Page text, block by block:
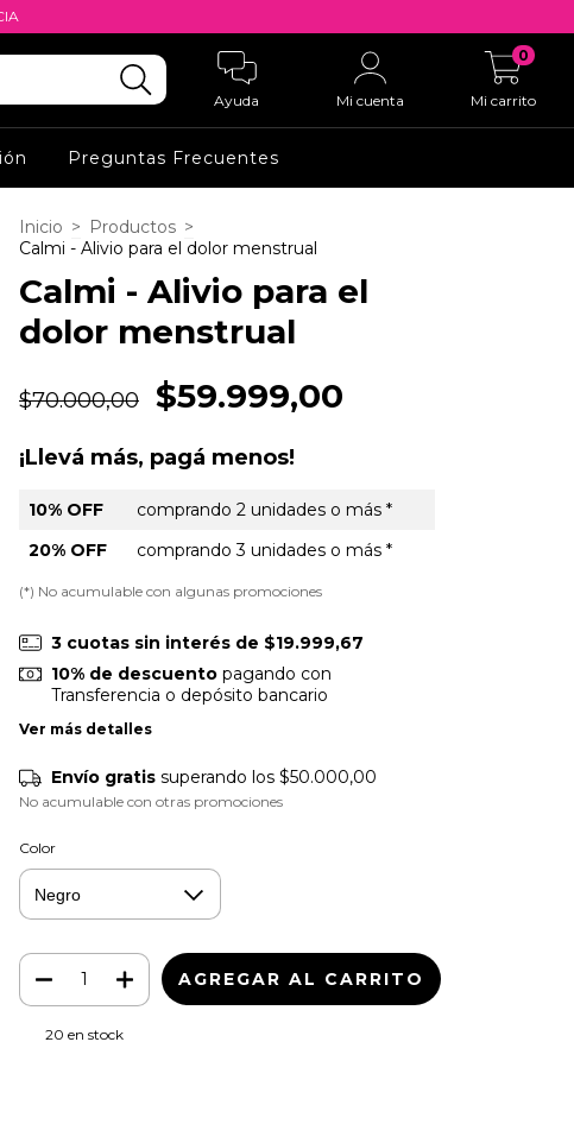
Ayuda Mi cuenta Mi carrito
0
Preguntas Frecuentes
Inicio > Productos >
Calmi - Alivio para el dolor menstrual
Calmi - Alivio para el
dolor menstrual
$70.000,00 $59.999,00
¡Llevá más, pagá menos!
10% OFF
comprando 2 unidades o más *
20% OFF
comprando 3 unidades o más *
(*) No acumulable con algunas promociones
3 cuotas sin interés de $19.999,67
10% de descuentopagando con
Transferencia o depósito bancario
Ver más detalles
Envío gratis superando los $50.000,00
No acumulable con otras promociones
Color
20 en stock